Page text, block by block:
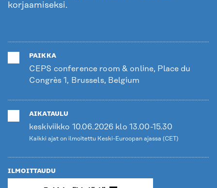
korjaamiseksi.
PAIKKA
CEPS conference room & online, Place du
Congrès 1, Brussels, Belgium
AIKATAULU
keskiviikko 10.06.2026 klo 13.00-15.30
Kaikki ajat on ilmoitettu Keski-Euroopan ajassa (CET)
ILMOITTAUDU